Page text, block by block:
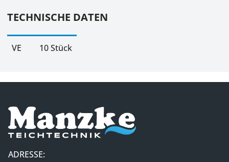
TECHNISCHE DATEN
VE 10 Stück
ADRESSE: